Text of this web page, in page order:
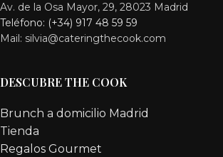
Av. de la Osa Mayor, 29, 28023 Madrid
Teléfono: (+34) 917 48 59 59
Mail: silvia@cateringthecook.com
DESCUBRE THE COOK
Brunch a domicilio Madrid
Tienda
Regalos Gourmet